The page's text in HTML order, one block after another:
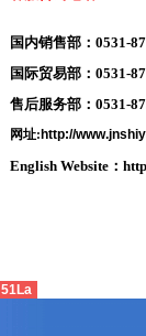
国内销售部：0531-
国际贸易部：0531-
售后服务部：0531-
网址: http://
English Website：
51La